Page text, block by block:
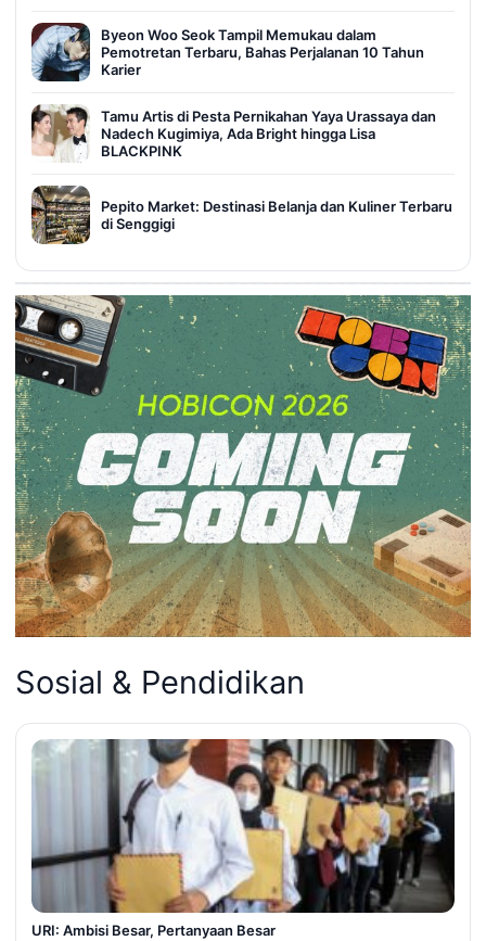
Byeon Woo Seok Tampil Memukau dalam
Pemotretan Terbaru, Bahas Perjalanan 10 Tahun
Karier
Tamu Artis di Pesta Pernikahan Yaya Urassaya dan
Nadech Kugimiya, Ada Bright hingga Lisa
BLACKPINK
Pepito Market: Destinasi Belanja dan Kuliner Terbaru
di Senggigi
Sosial & Pendidikan
URI: Ambisi Besar, Pertanyaan Besar